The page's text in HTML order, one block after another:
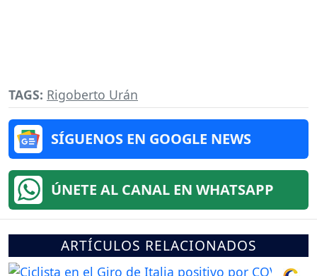
TAGS: Rigoberto Urán
SÍGUENOS EN GOOGLE NEWS
ÚNETE AL CANAL EN WHATSAPP
ARTÍCULOS RELACIONADOS